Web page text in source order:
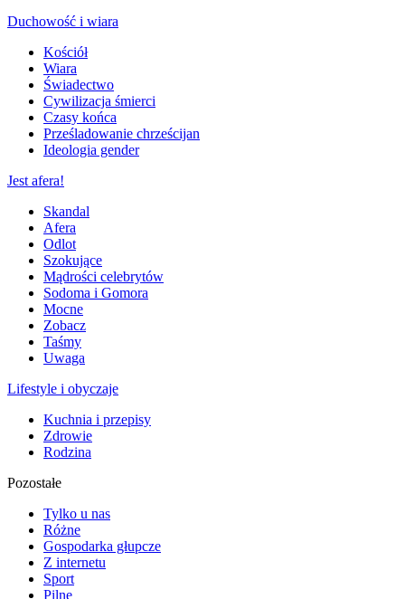
Duchowość i wiara
Kościół
Wiara
Świadectwo
Cywilizacja śmierci
Czasy końca
Prześladowanie chrześcijan
Ideologia gender
Jest afera!
Skandal
Afera
Odlot
Szokujące
Mądrości celebrytów
Sodoma i Gomora
Mocne
Zobacz
Taśmy
Uwaga
Lifestyle i obyczaje
Kuchnia i przepisy
Zdrowie
Rodzina
Pozostałe
Tylko u nas
Różne
Gospodarka głupcze
Z internetu
Sport
Pilne